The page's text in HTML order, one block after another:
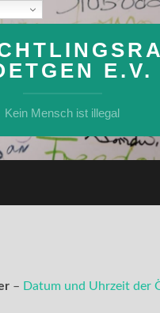
E.V.
Kein Mensch ist illegal
– Datum und Uhrzeit der